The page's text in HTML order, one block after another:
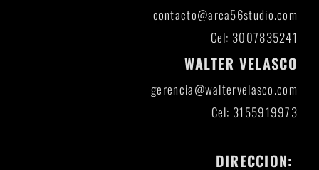
contacto@area56studio.com
Cel: 3007835241
WALTER VELASCO
gerencia@waltervelasco.com
Cel: 3155919973
DIRECCION: